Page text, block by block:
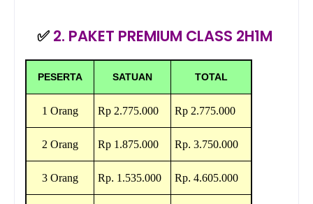
✅ 2. PAKET PREMIUM CLASS 2H1M
PESERTA SATUAN TOTAL
1 Orang Rp 2.775.000 Rp 2.775.000
2 Orang Rp 1.875.000 Rp. 3.750.000
3 Orang Rp. 1.535.000 Rp. 4.605.000